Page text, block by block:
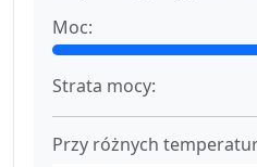
Moc:
Strata mocy:
Przy różnych